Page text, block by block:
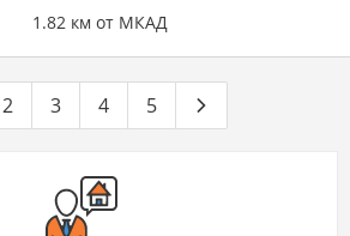
1.82 км от МКАД
2 3 4 5